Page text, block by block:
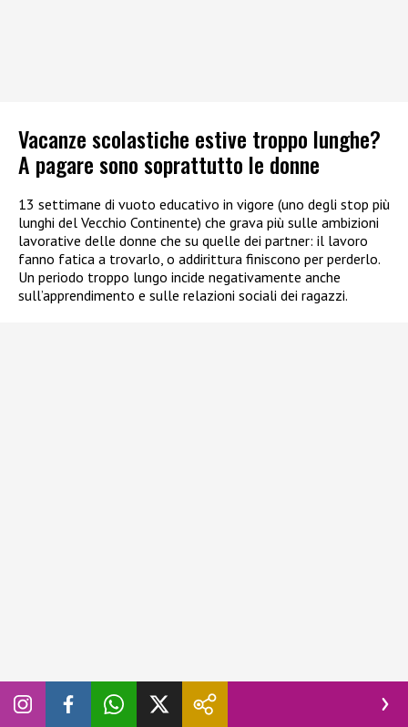
Vacanze scolastiche estive troppo lunghe?
A pagare sono soprattutto le donne
13 settimane di vuoto educativo in vigore (uno degli stop più
lunghi del Vecchio Continente) che grava più sulle ambizioni
lavorative delle donne che su quelle dei partner: il lavoro
fanno fatica a trovarlo, o addirittura finiscono per perderlo.
Un periodo troppo lungo incide negativamente anche
sull’apprendimento e sulle relazioni sociali dei ragazzi.